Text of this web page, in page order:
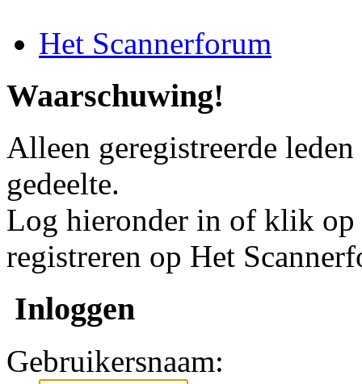
Het Scannerforum
Waarschuwing!
Alleen geregistreerde
gedeelte.
Log hieronder in of klik op
registreren op Het
Inloggen
Gebruikersnaam: